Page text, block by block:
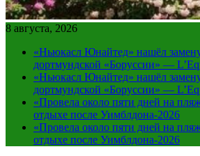
8 августа, 2026
«Ньюкасл Юнайтед» нашёл
дортмундской «Боруссии» —
«Ньюкасл Юнайтед» нашёл
дортмундской «Боруссии» —
«Провела около пяти дней на
отдыхе после Уимблдона-2026
«Провела около пяти дней на
отдыхе после Уимблдона-2026